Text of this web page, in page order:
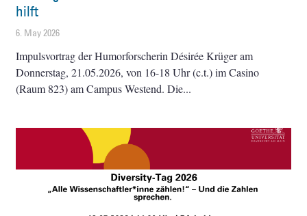
hilft
6. May 2026
Impulsvortrag der Humorforscherin Désirée Krüger am
Donnerstag, 21.05.2026, von 16-18 Uhr (c.t.) im Casino
(Raum 823) am Campus Westend. Die